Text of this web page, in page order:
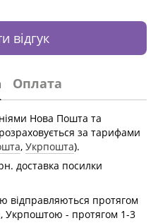
відгук
Оплата
Нова Пошта та
за тарифами
, Укрпошта).
доставка посилки
протягом
Укрпоштою - протягом 1-3